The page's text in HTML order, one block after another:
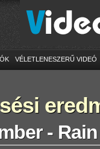
VÉLETLENESZERŰ VIDEÓ
-